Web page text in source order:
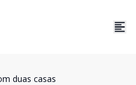
duas casas